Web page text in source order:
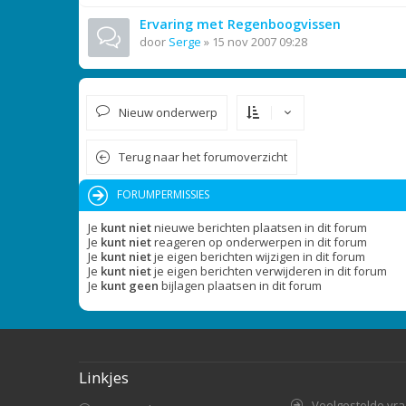
Ervaring met Regenboogvissen
door Serge » 15 nov 2007 09:28
Nieuw onderwerp
Terug naar het forumoverzicht
FORUMPERMISSIES
Je kunt nietnieuwe berichten plaatsen in dit forum
Je kunt nietreageren op onderwerpen in dit forum
Je kunt nietje eigen berichten wijzigen in dit forum
Je kunt nietje eigen berichten verwijderen in dit forum
Je kunt geen bijlagen plaatsen in dit forum
Linkjes